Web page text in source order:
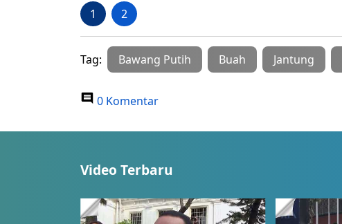
1 2
Tag: Bawang Putih Buah Jantung
0 Komentar
Video Terbaru